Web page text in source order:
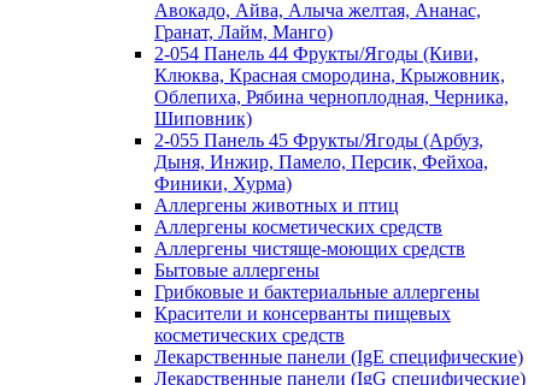
Авокадо, Айва, Алыча желтая, Ананас,
Гранат, Лайм, Манго)
2-054 Панель 44 Фрукты/Ягоды (Киви,
Клюква, Красная смородина, Крыжовник,
Облепиха, Рябина черноплодная, Черника,
Шиповник)
2-055 Панель 45 Фрукты/Ягоды (Арбуз,
Дыня, Инжир, Памело, Персик, Фейхоа,
Финики, Хурма)
Аллергены животных и птиц
Аллергены косметических средств
Аллергены чистяще-моющих средств
Бытовые аллергены
Грибковые и бактериальные аллергены
Красители и консерванты пищевых
косметических средств
Лекарственные панели (IgE специфические)
Лекарственные панели (IgG специфические)